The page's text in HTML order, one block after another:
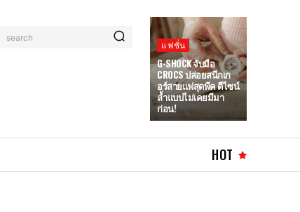
search
แฟชั่น
G-SHOCK จับมือ
CROCS ปล่อยสนีกเก
อร์สายแฟสุดพีค ดีไซน์
ล้ำแบบไม่เคยมีมา
ก่อน!
HOT